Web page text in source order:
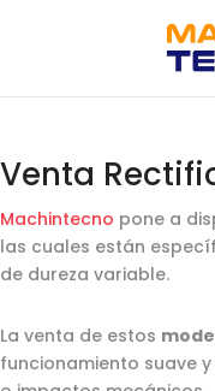
Venta
Machintecno pone a
las cuales están
de dureza variable.
La venta de estos
funcionamiento suave